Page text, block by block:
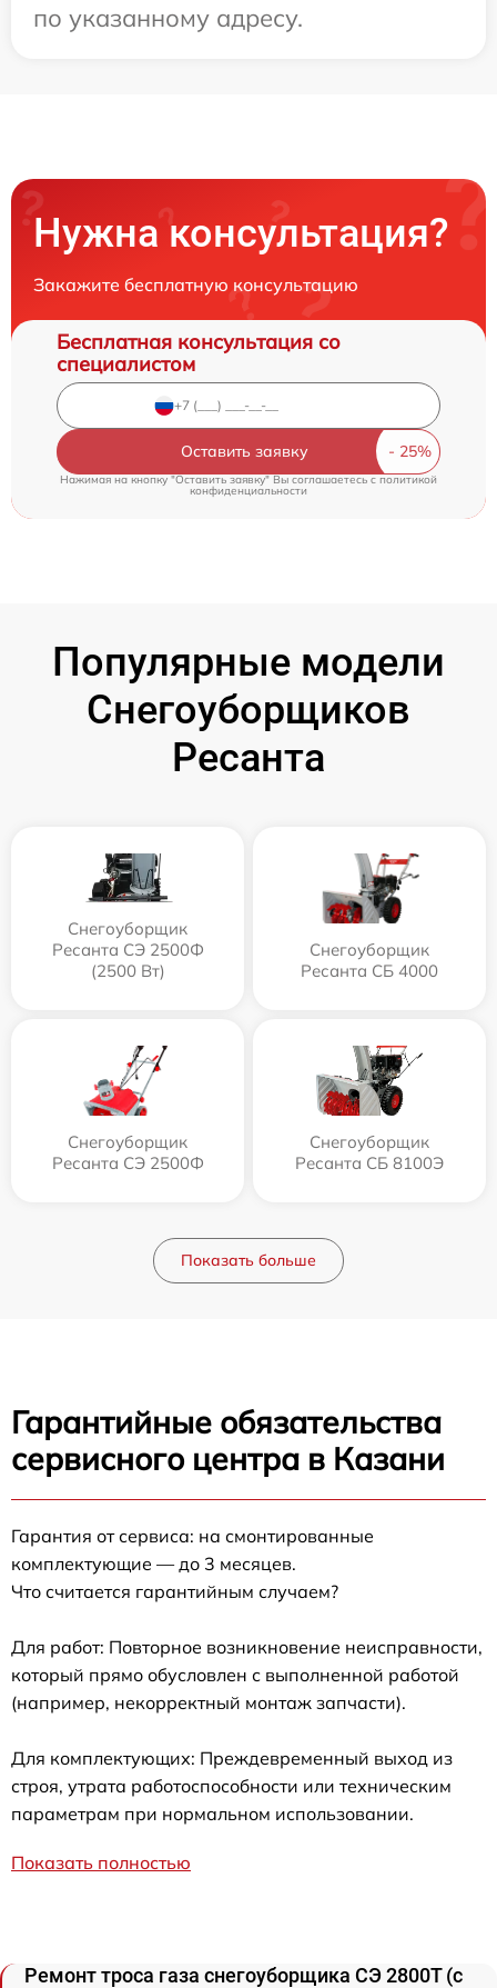
по указанному адресу.
Нужна консультация?
Закажите бесплатную консультацию
Бесплатная консультация со
специалистом
Оставить заявку
Нажимая на кнопку "Оставить заявку" Вы соглашаетесь cполитикой
конфиденциальности
Популярные модели
Снегоуборщиков
Ресанта
Снегоуборщик
Ресанта СЭ 2500Ф
(2500 Вт)
Снегоуборщик
Ресанта СБ 4000
Снегоуборщик
Ресанта СЭ 2500Ф
Снегоуборщик
Ресанта СБ 8100Э
Показать больше
Гарантийные обязательства
сервисного центра в Казани
Гарантия от сервиса: на смонтированные
комплектующие — до 3 месяцев.
Что считается гарантийным случаем?
Для работ: Повторное возникновение неисправности,
который прямо обусловлен с выполненной работой
(например, некорректный монтаж запчасти).
Для комплектующих: Преждевременный выход из
строя, утрата работоспособности или техническим
параметрам при нормальном использовании.
Показать полностью
Ремонт троса газа снегоуборщика СЭ 2800Т (с